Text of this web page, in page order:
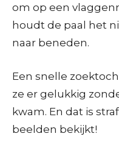
om op een
houdt de paal het
naar beneden.
Een snelle
ze er gelukkig
kwam. En dat is
beelden bekijkt!